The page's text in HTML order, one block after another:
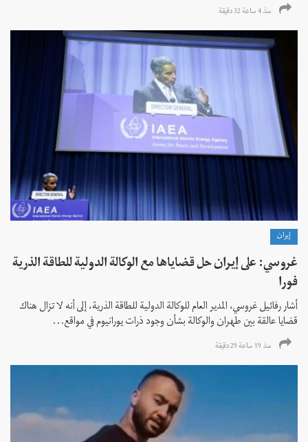
منذ 4 ساعة 32 دقیقة
إيران
غروسي: على إيران حل قضاياها مع الوكالة الدولية للطاقة الذرية
فورا
أشار رفائيل غروسي، المدير العام للوكالة الدولية للطاقة الذرية، إلى أنه لا تزال هناك
قضايا عالقة بين طهران والوكالة بشأن وجود ذرات يورانيوم في مواقع...
منذ 19 ساعة 29 دقیقة